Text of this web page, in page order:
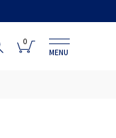
0
MENU